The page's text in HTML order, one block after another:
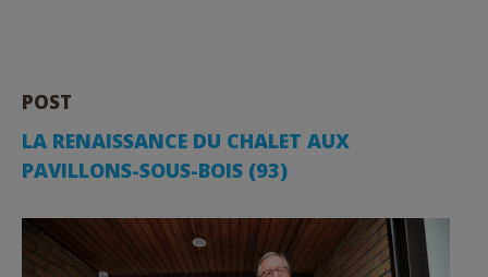
POST
LA RENAISSANCE DU CHALET AUX
PAVILLONS-SOUS-BOIS (93)